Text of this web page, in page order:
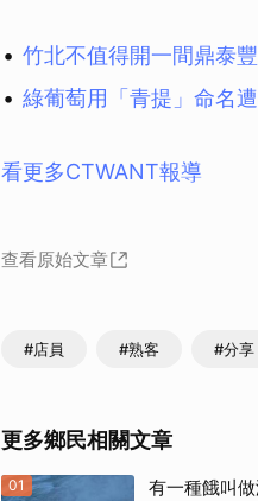
竹北不值得開一間鼎泰
綠葡萄用「青提」命名
看更多CTWANT報導
查看原始文章
#店員 #熟客 #分享
更多鄉民相關文章
01 有一種餓叫